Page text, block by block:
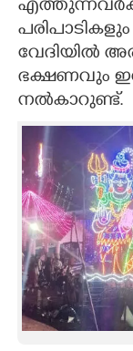
വേദിയിൽ
ഭക്ഷണവും
നൽകാറുണ്ട്.